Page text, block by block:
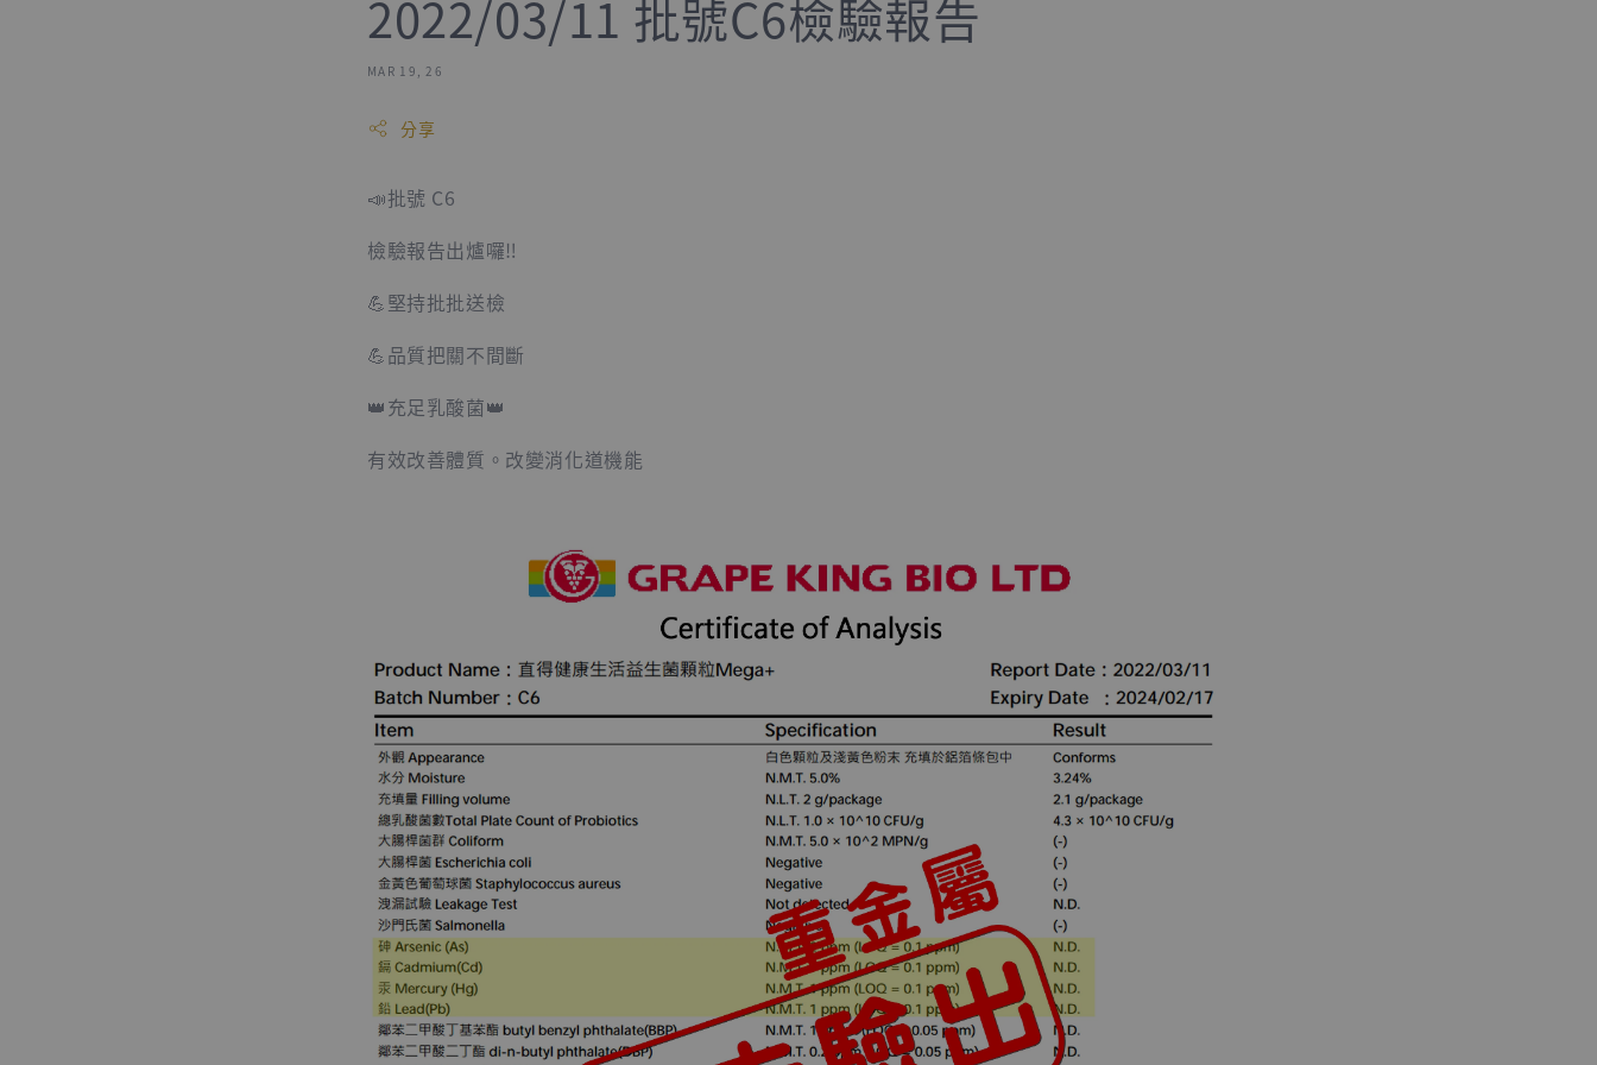
2022/03/11 批號C6檢驗報告
MAR 19, 26
分享
📣批號 C6
檢驗報告出爐囉‼️
💪堅持批批送檢
💪品質把關不間斷
👑充足乳酸菌👑
有效改善體質。改變消化道機能